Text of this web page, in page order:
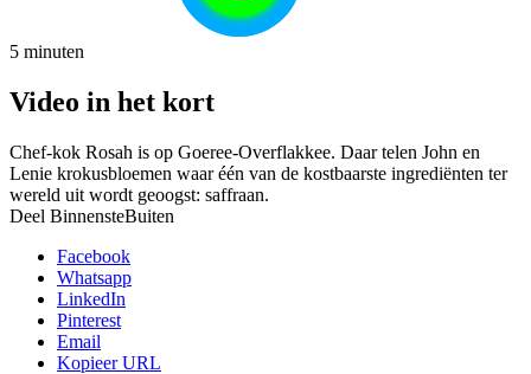
5 minuten
Video in het kort
Chef-kok Rosah is op Goeree-Overflakkee. Daar telen John en
Lenie krokusbloemen waar één van de kostbaarste ingrediënten ter
wereld uit wordt geoogst: saffraan.
Deel BinnensteBuiten
Facebook
Whatsapp
LinkedIn
Pinterest
Email
Kopieer URL